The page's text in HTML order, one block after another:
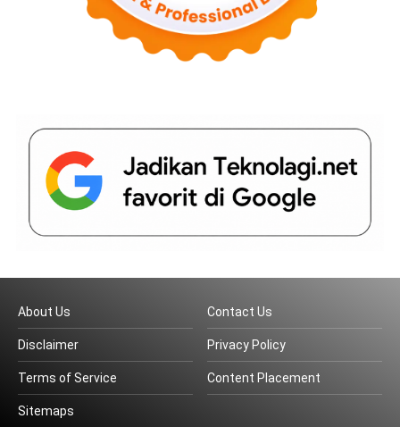
About Us Contact Us
Disclaimer Privacy Policy
Terms of Service Content Placement
Sitemaps